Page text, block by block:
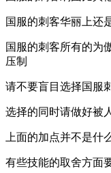
国服的刺客华丽上还
国服的刺客所有的为
压制
请不要盲目选择国服
选择的同时请做好被
上面的加点并不是什
有些技能的取舍方面